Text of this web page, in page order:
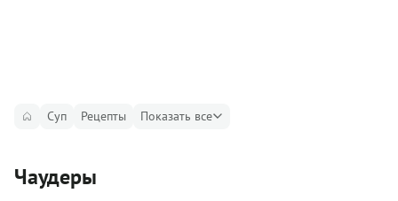
Суп Рецепты Показать все
Чаудеры